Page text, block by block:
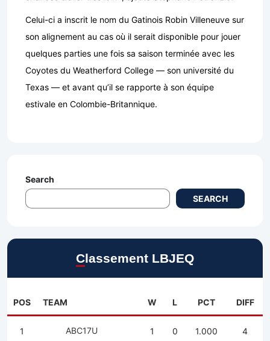
Celui-ci a inscrit le nom du Gatinois Robin Villeneuve sur
son alignement au cas où il serait disponible pour jouer
quelques parties une fois sa saison terminée avec les
Coyotes du Weatherford College — son université du
Texas — et avant qu’il se rapporte à son équipe
estivale en Colombie-Britannique.
Search
SEARCH
Classement LBJEQ
POS TEAM W L PCT DIFF
1 ABC17U 1 0 1.000 4